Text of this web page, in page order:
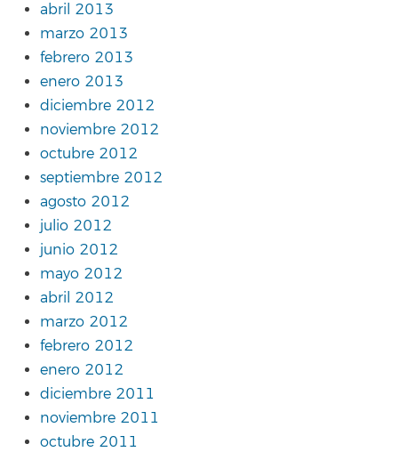
abril 2013
marzo 2013
febrero 2013
enero 2013
diciembre 2012
noviembre 2012
octubre 2012
septiembre 2012
agosto 2012
julio 2012
junio 2012
mayo 2012
abril 2012
marzo 2012
febrero 2012
enero 2012
diciembre 2011
noviembre 2011
octubre 2011